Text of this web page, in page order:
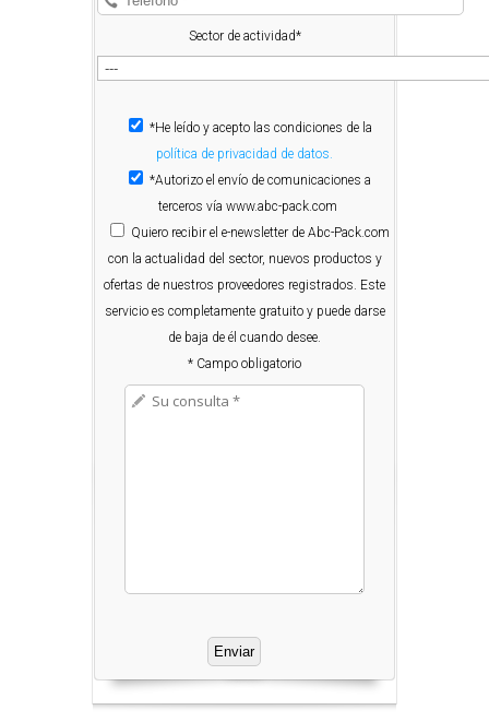
Sector de actividad*
*He leído y acepto las condiciones de la
política de privacidad de datos.
*Autorizo el envío de comunicaciones a
terceros vía www.abc-pack.com
Quiero recibir el e-newsletter de Abc-Pack.com
con la actualidad del sector, nuevos productos y
ofertas de nuestros proveedores registrados. Este
servicio es completamente gratuito y puede darse
de baja de él cuando desee.
* Campo obligatorio